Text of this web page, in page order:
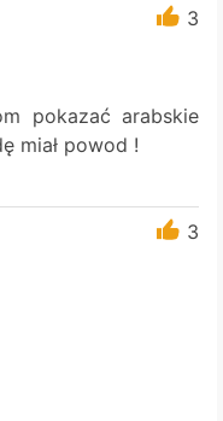
3
pokazać arabskie
miał powod !
3